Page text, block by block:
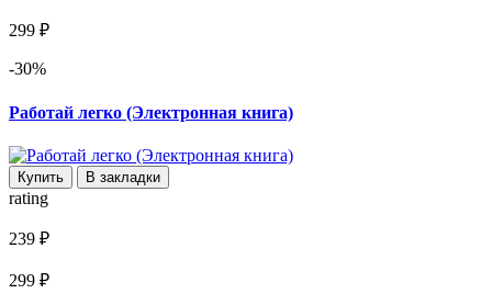
299 ₽
-30%
Работай легко (Электронная книга)
Купить В закладки
rating
239 ₽
299 ₽